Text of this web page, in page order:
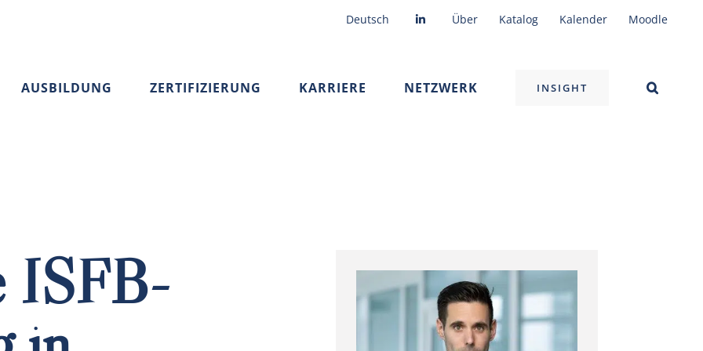
Deutsch Über Katalog Kalender Moodle
AUSBILDUNG ZERTIFIZIERUNG KARRIERE NETZWERK INSIGHT
ISFB-